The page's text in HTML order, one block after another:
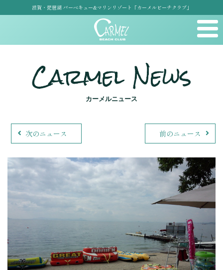
滋賀・琵琶湖 バーベキュー&マリンリゾート「カーメルビーチクラブ」
Carmel News
カーメルニュース
次のニュース 前のニュース